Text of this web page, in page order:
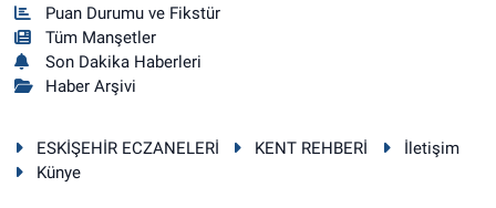
Puan Durumu ve Fikstür
Tüm Manşetler
Son Dakika Haberleri
Haber Arşivi
ESKİŞEHİR ECZANELERİ KENT REHBERİ
İletişim
Künye